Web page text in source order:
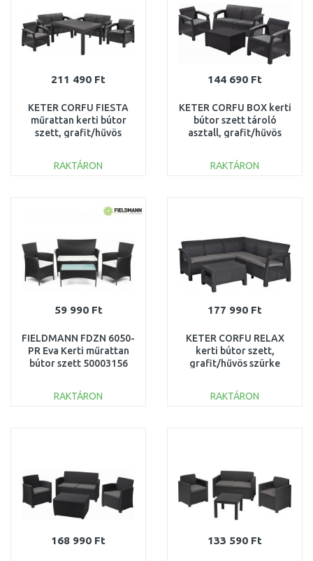
211 490 Ft
KETER CORFU FIESTA
műrattan kerti bútor
szett, grafit/hűvös
(17198008)
RAKTÁRON
Összehasonlítás
144 690 Ft
KETER CORFU BOX kerti
bútor szett tároló
asztall, grafit/hűvös
(17200180)
RAKTÁRON
59 990 Ft
FIELDMANN FDZN 6050-
PR Eva Kerti műrattan
bútor szett 50003156
RAKTÁRON
177 990 Ft
KETER CORFU RELAX
kerti bútor szett,
grafit/hűvös szürke
RAKTÁRON
168 990 Ft 133 590 Ft